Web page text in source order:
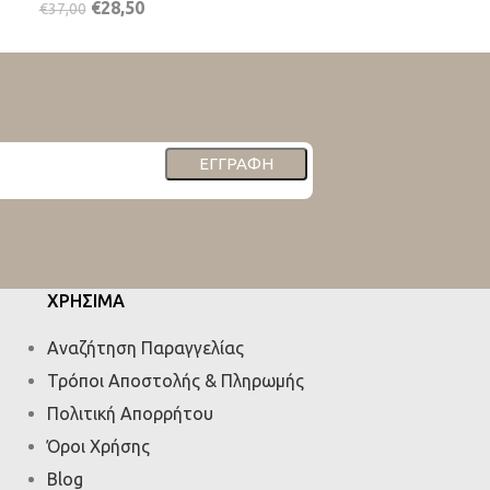
€37,00 €28,50
ΕΓΓΡΑΦΉ
ΧΡΗΣΙΜΑ
Αναζήτηση Παραγγελίας
Τρόποι Αποστολής & Πληρωμής
Πολιτική Απορρήτου
Όροι Χρήσης
Blog